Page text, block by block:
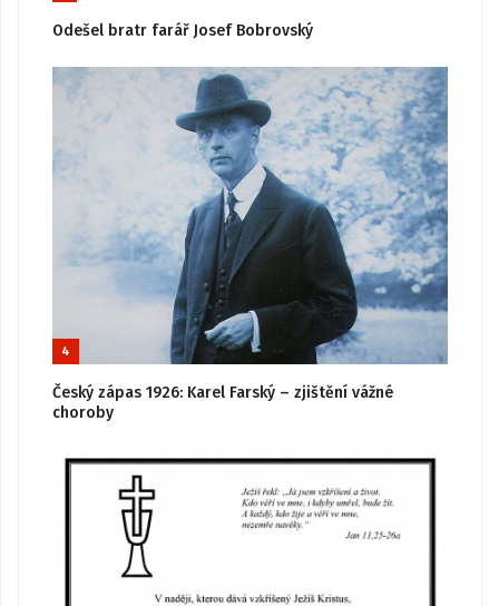
Odešel bratr farář Josef Bobrovský
4
Český zápas 1926: Karel Farský – zjištění vážné
choroby